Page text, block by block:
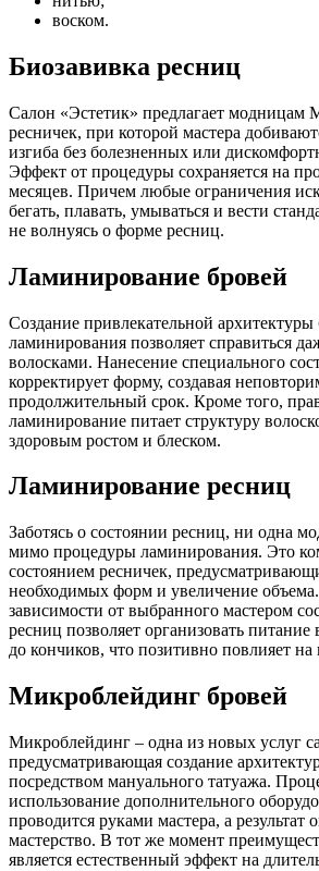
воском.
Биозавивка ресниц
Салон «Эстетик» предлагает модницам
ресничек, при которой мастера
изгиба без болезненных или
Эффект от процедуры сохраняется на
месяцев. Причем любые ограничения
бегать, плавать, умываться и вести
не волнуясь о форме ресниц.
Ламинирование бровей
Создание привлекательной
ламинирования позволяет справиться
волосками. Нанесение специального
корректирует форму, создавая
продолжительный срок. Кроме того,
ламинирование питает структуру
здоровым ростом и блеском.
Ламинирование ресниц
Заботясь о состоянии ресниц, ни одна
мимо процедуры ламинирования. Это
состоянием ресничек,
необходимых форм и увеличение
зависимости от выбранного мастером
ресниц позволяет организовать питание
до кончиков, что позитивно повлияет на
Микроблейдинг бровей
Микроблейдинг – одна из новых услуг
предусматривающая создание
посредством мануального татуажа.
использование дополнительного
проводится руками мастера, а результат
мастерство. В тот же момент
является естественный эффект на